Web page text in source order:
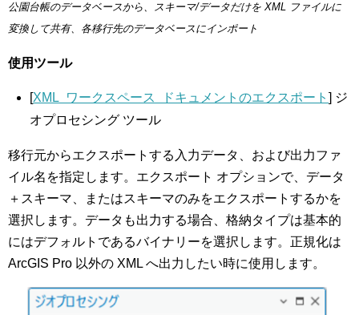
公園台帳のデータベースから、スキーマ/データだけを XML ファイルに
変換して共有、各移行先のデータベースにインポート
使用ツール
[XML ワークスペース ドキュメントのエクスポート] ジ
オプロセシング ツール
移行元からエクスポートする入力データ、および出力ファ
イル名を指定します。エクスポート オプションで、データ
＋スキーマ、またはスキーマのみをエクスポートするかを
選択します。データも出力する場合、格納タイプは基本的
にはデフォルトであるバイナリーを選択します。正規化は
ArcGIS Pro 以外の XML へ出力したい時に使用します。